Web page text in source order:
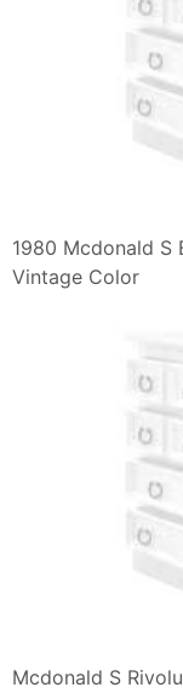
1980 Mcdonald S
Vintage Color
Mcdonald S